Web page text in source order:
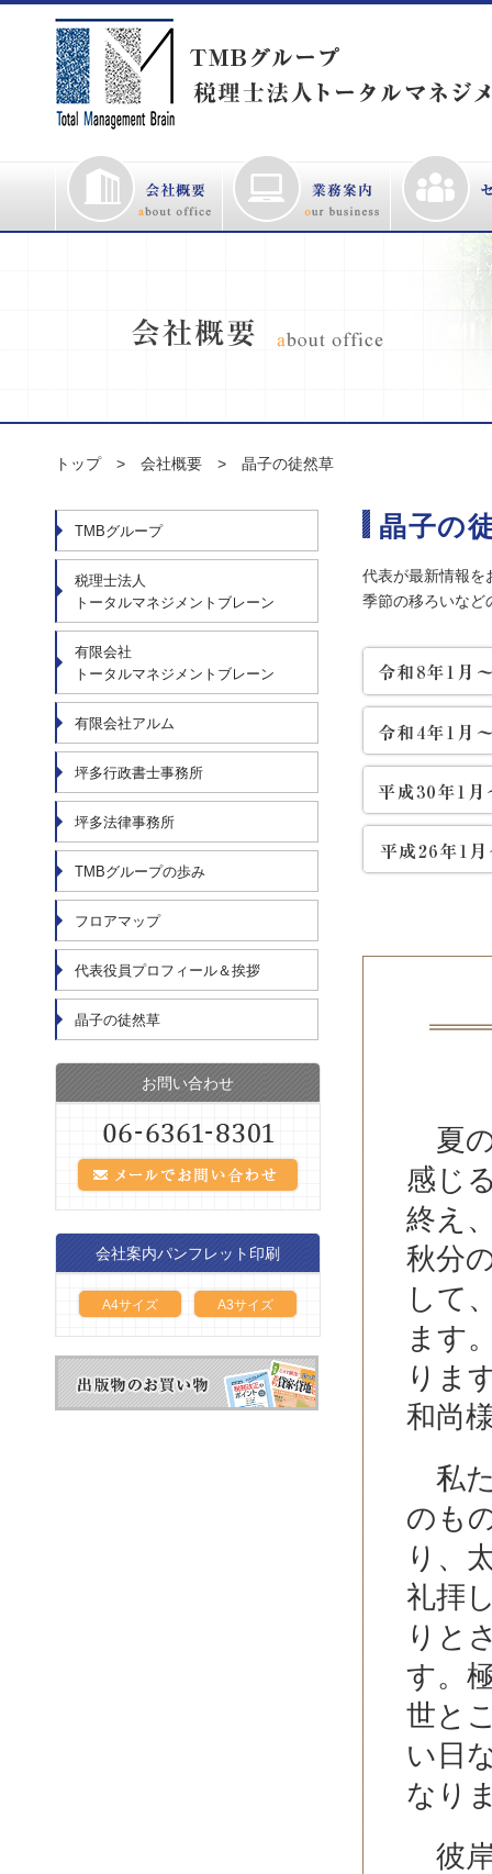
トップ 会社概要 晶子の徒然草
TMBグループ
税理士法人
トータルマネジメントブレーン
有限会社
トータルマネジメントブレーン
有限会社アルム
坪多行政書士事務所
坪多法律事務所
TMBグループの歩み
フロアマップ
代表役員プロフィール＆挨拶
晶子の徒然草
お問い合わせ
会社案内パンフレット印刷
A4サイズ A3サイズ
晶子の
代表が最新情報を
季節の移ろいなど
夏
感じ
終え
秋分
して
ます
りま
和尚
私た
のも
り、
礼拝
りと
す。
世と
い日
なり
彼岸